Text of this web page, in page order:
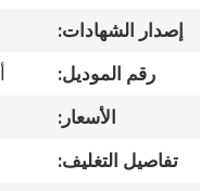
جولة
إصدار الشهادات:
رقم الموديل:
الأسعار:
تفاصيل التغليف: